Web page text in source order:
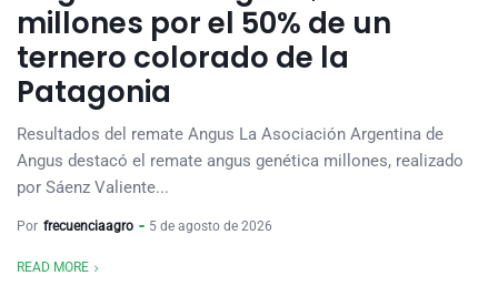
millones por el 50% de un
ternero colorado de la
Patagonia
Resultados del remate Angus La Asociación Argentina de
Angus destacó el remate angus genética millones, realizado
por Sáenz Valiente...
Por frecuenciaagro 5 de agosto de 2026
READ MORE